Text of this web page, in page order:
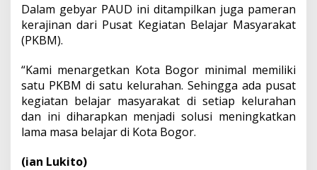
Dalam gebyar PAUD ini ditampilkan juga pameran
kerajinan dari Pusat Kegiatan Belajar Masyarakat
(PKBM).
“Kami menargetkan Kota Bogor minimal memiliki
satu PKBM di satu kelurahan. Sehingga ada pusat
kegiatan belajar masyarakat di setiap kelurahan
dan ini diharapkan menjadi solusi meningkatkan
lama masa belajar di Kota Bogor.
(ian Lukito)